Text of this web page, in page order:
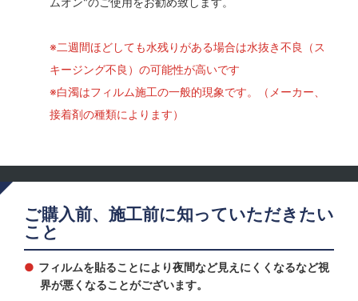
※二週間ほどしても水残りがある場合は水抜き不良（ス
キージング不良）の可能性が高いです
※白濁はフィルム施工の一般的現象です。（メーカー、
接着剤の種類によります）
ご購入前、施工前に知っていただきたい
こと
フィルムを貼ることにより夜間など見えにくくなるなど視
界が悪くなることがございます。